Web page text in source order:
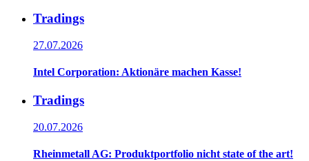
Tradings
27.07.2026
Intel Corporation: Aktionäre machen Kasse!
Tradings
20.07.2026
Rheinmetall AG: Produktportfolio nicht state of the art!